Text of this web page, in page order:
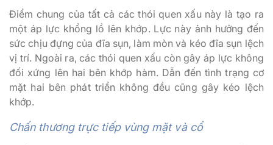
Điểm chung của tất cả các thói quen xấu này là tạo ra
một áp lực khổng lồ lên khớp. Lực này ảnh hưởng đến
sức chịu đựng của đĩa sụn, làm mòn và kéo đĩa sụn lệch
vị trí. Ngoài ra, các thói quen xấu còn gây áp lực không
đối xứng lên hai bên khớp hàm. Dẫn đến tình trạng cơ
mặt hai bên phát triển không đều cũng gây kéo lệch
khớp.
Chấn thương trực tiếp vùng mặt và cổ